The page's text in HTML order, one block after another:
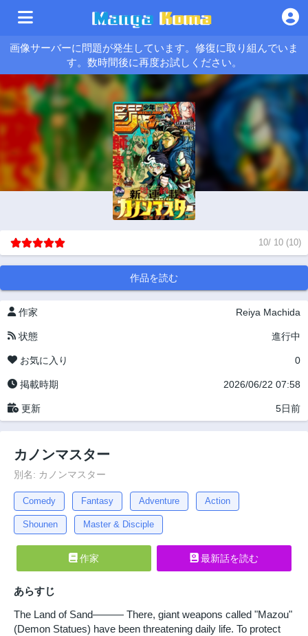
画像サーバーに問題が発生しています。修復に取り組んでいま
す。数時間後に再度お試しください。
10/ 10 (10)
作品を読む
作家 Reiya Machida
状態 進行中
お気に入り 0
掲載時期 2026/06/22 07:58
更新 5日前
カノンマスター
別名: カノンマスター
Comedy Fantasy Adventure Action
Shounen Master & Disciple
作家 最新話を読む
あらすじ
The Land of Sand――― There, giant weapons called "Mazou"
(Demon Statues) have been threatening daily life. To protect